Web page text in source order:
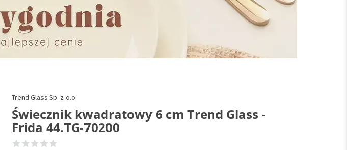
Trend Glass Sp. z o.o.
Świecznik kwadratowy 6 cm Trend Glass -
Frida 44.TG-70200